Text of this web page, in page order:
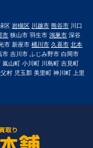
区岩槻区 川越市 熊谷市 川口
市 狭山市 羽生市鴻巣市 深谷
市 新座市桶川市 久喜市 北本
市 吉川市 ふじみ野市 白岡市
山町 小川町 川島町 吉見町
村 児玉郡 美里町 神川町 上里